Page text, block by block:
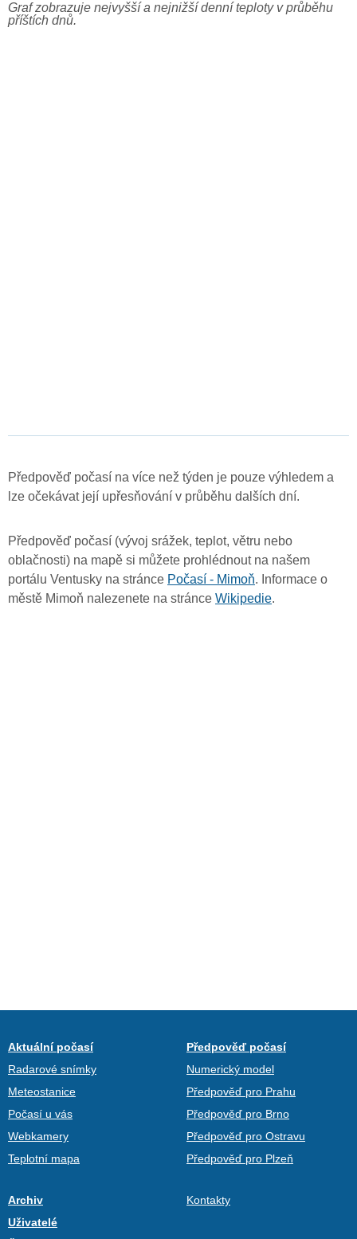
Graf zobrazuje nejvyšší a nejnižší denní teploty v průběhu
příštích dnů.
Předpověď počasí na více než týden je pouze výhledem a
lze očekávat její upřesňování v průběhu dalších dní.
Předpověď počasí (vývoj srážek, teplot, větru nebo
oblačnosti) na mapě si můžete prohlédnout na našem
portálu Ventusky na stránce Počasí - Mimoň. Informace o
městě Mimoň nalezenete na stránce Wikipedie.
Aktuální počasí
Radarové snímky
Meteostanice
Počasí u vás
Webkamery
Teplotní mapa
Předpověď počasí
Numerický model
Předpověď pro Prahu
Předpověď pro Brno
Předpověď pro Ostravu
Předpověď pro Plzeň
Archiv
Uživatelé
Kontakty